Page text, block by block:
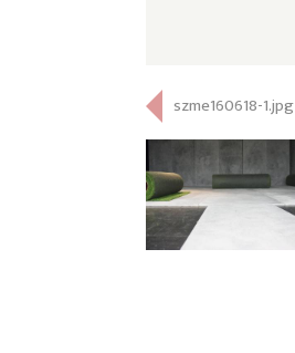
szme160618-1.jpg